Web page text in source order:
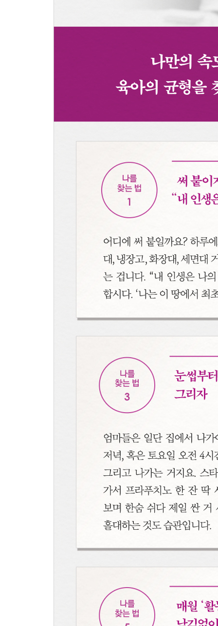
나를 찾는 법 7 ‘꾸준히’ 하기 위해 활동공동체를 만
나를 찾는 법 11 가족의 ‘다름’을 정중히 인정하자
나를 찾는 법 13 엄마 활동의 꽃, 가족문화의 탄생